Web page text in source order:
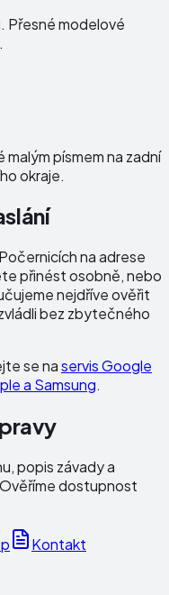
modelové
písmem na zadní
okraje.
na adrese
přinést osobně, nebo
nejdříve ověřit
bez zbytečného
se naservis Google
a Samsung.
popis závady a
dostupnost
Kontakt